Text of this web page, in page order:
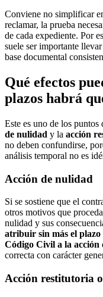
Conviene no simplificar
reclamar, la prueba
de cada expediente. Por
suele ser importante
base documental
Qué efectos
plazos habrá
Este es uno de los puntos
de nulidad y la acción
no deben confundirse,
análisis temporal no es
Acción de nulidad
Si se sostiene que el
otros motivos que
nulidad y sus
atribuir sin más el plazo
Código Civil a la acción
correcta con carácter
Acción restitutoria